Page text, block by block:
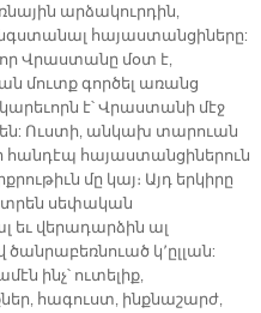
արձակուրդին,
հայաստանցիները:
Վրաստանը մօտ է,
մուտք գործել առանց
է՝ Վրաստանի մէջ
են: Ուստի, անկախ տարուան
հայաստանցիներուն
մը կայ։ Այդ երկիրը
սեփական
եւ վերադարձին ալ
կ՚ըլլան:
ինչ՝ ուտելիք,
հագուստ, ինքնաշարժ,